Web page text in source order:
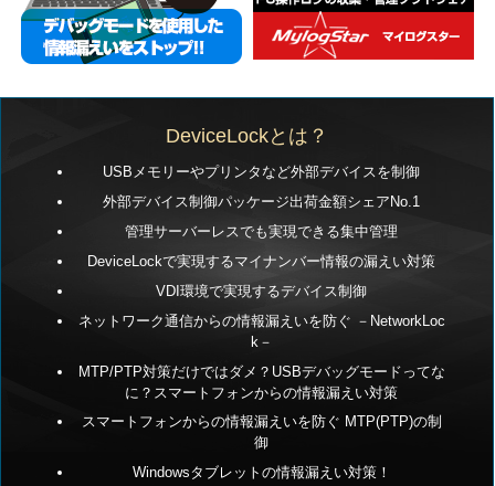
DeviceLockとは？
USBメモリーやプリンタなど外部デバイスを制御
外部デバイス制御パッケージ出荷金額シェアNo.1
管理サーバーレスでも実現できる集中管理
DeviceLockで実現するマイナンバー情報の漏えい対策
VDI環境で実現するデバイス制御
ネットワーク通信からの情報漏えいを防ぐ －NetworkLoc
k－
MTP/PTP対策だけではダメ？USBデバッグモードってな
に？スマートフォンからの情報漏えい対策
スマートフォンからの情報漏えいを防ぐ MTP(PTP)の制
御
Windowsタブレットの情報漏えい対策！